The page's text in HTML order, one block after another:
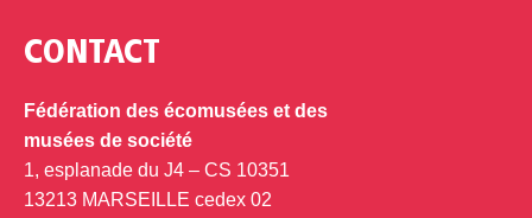
CONTACT
Fédération des écomusées et des
musées de société
1, esplanade du J4 – CS 10351
13213 MARSEILLE cedex 02